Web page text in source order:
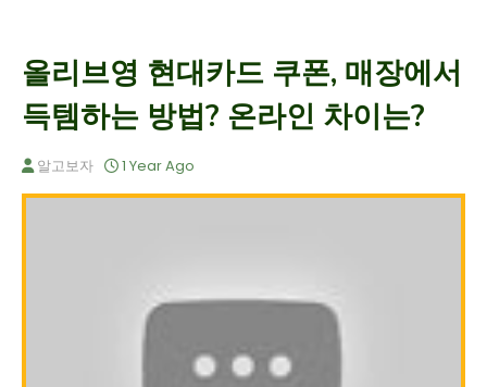
올리브영 현대카드 쿠폰, 매장에서
득템하는 방법? 온라인 차이는?
알고보자 1 Year Ago